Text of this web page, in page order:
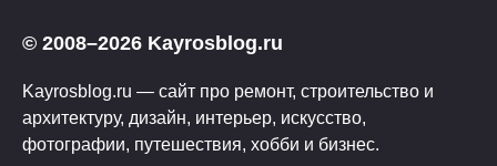
© 2008–2026 Kayrosblog.ru
Kayrosblog.ru — сайт про ремонт, строительство и
архитектуру, дизайн, интерьер, искусство,
фотографии, путешествия, хобби и бизнес.